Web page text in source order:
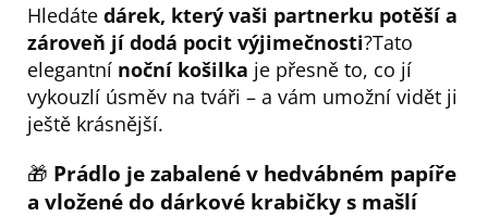
Hledáte dárek, který vaši partnerku potěší a
zároveň jí dodá pocit výjimečnosti?Tato
elegantní noční košilka je přesně to, co jí
vykouzlí úsměv na tváři – a vám umožní vidět ji
ještě krásnější.
🎁 Prádlo je zabalené v hedvábném papíře
a vložené do dárkové krabičky s mašlí